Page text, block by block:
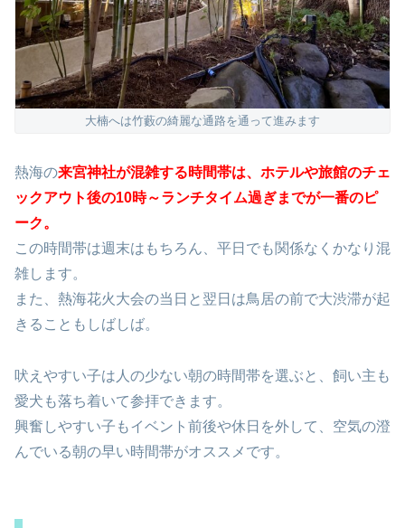
大楠へは竹藪の綺麗な通路を通って進みます
熱海の来宮神社が混雑する時間帯は、ホテルや旅館のチェ
ックアウト後の10時～ランチタイム過ぎまでが一番のピ
ーク。
この時間帯は週末はもちろん、平日でも関係なくかなり混
雑します。
また、熱海花火大会の当日と翌日は鳥居の前で大渋滞が起
きることもしばしば。
吠えやすい子は人の少ない朝の時間帯を選ぶと、飼い主も
愛犬も落ち着いて参拝できます。
興奮しやすい子もイベント前後や休日を外して、空気の澄
んでいる朝の早い時間帯がオススメです。